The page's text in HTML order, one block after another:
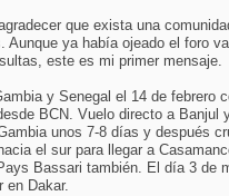
que exista una
Aunque ya había ojeado el foro
este es mi primer mensaje.
y Senegal el 14 de febrero
BCN. Vuelo directo a Banjul
unos 7-8 días y después
el sur para llegar a
Bassari también. El día 3 de
en Dakar.